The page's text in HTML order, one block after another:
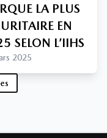
LA PLUS
EN
SELON L’IIHS
2025